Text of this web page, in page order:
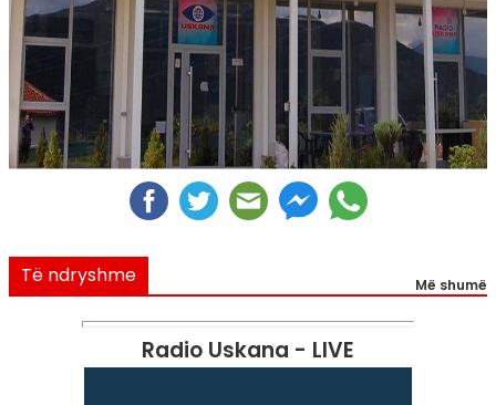
Të ndryshme Më shumë
Radio Uskana - LIVE